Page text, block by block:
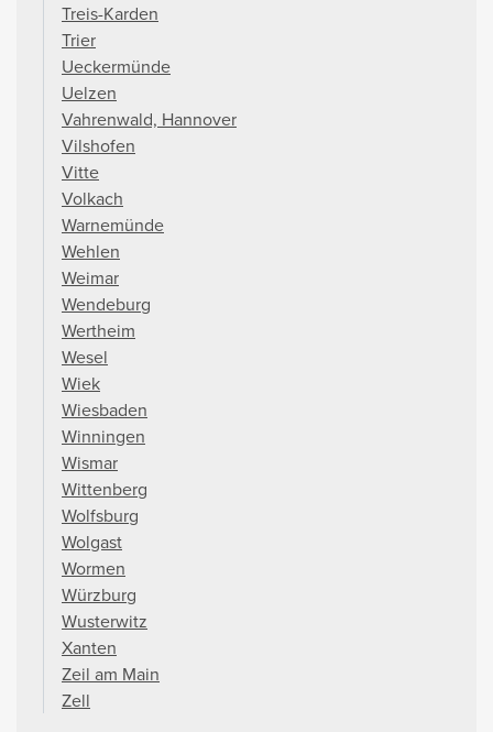
Treis-Karden
Trier
Ueckermünde
Uelzen
Vahrenwald, Hannover
Vilshofen
Vitte
Volkach
Warnemünde
Wehlen
Weimar
Wendeburg
Wertheim
Wesel
Wiek
Wiesbaden
Winningen
Wismar
Wittenberg
Wolfsburg
Wolgast
Wormen
Würzburg
Wusterwitz
Xanten
Zeil am Main
Zell